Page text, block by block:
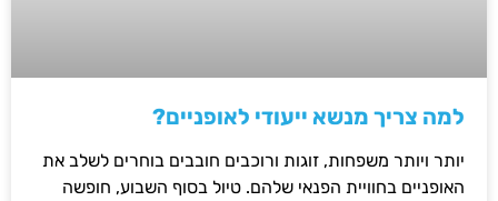
למה צריך מנשא ייעודי לאופניים?
יותר ויותר משפחות, זוגות ורוכבים חובבים בוחרים לשלב את
האופניים בחוויית הפנאי שלהם. טיול בסוף השבוע, חופשה